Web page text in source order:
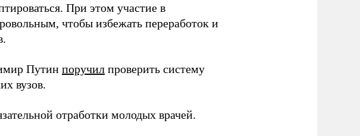
При этом участие в
чтобы избежать переработок и
Путин поручил проверить систему
вузов.
отработки молодых врачей.